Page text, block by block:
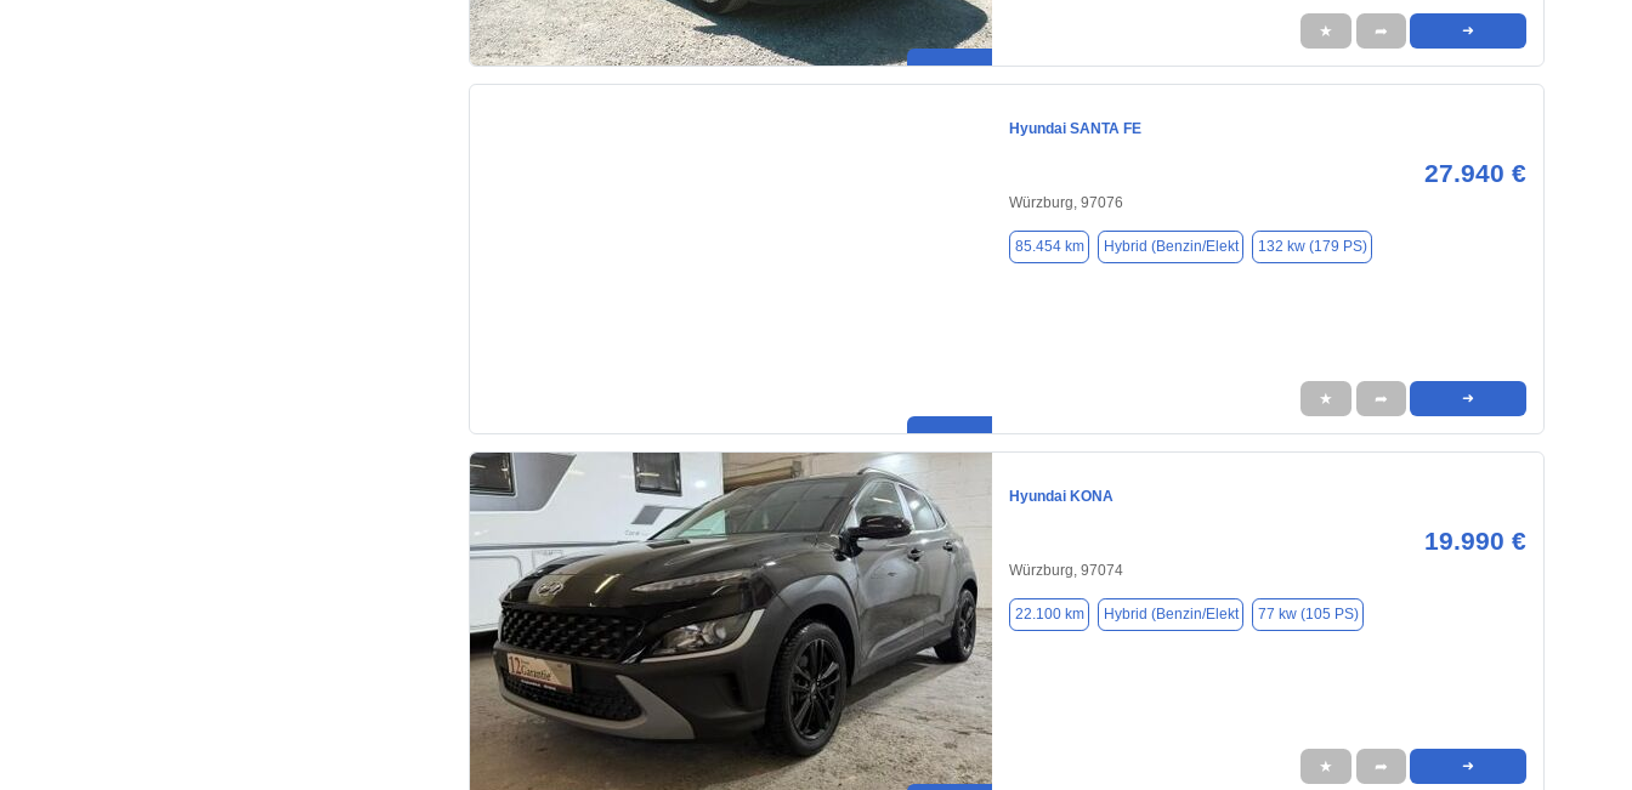
★ ➦ ➜
Hyundai SANTA FE
27.940 €
Würzburg, 97076
85.454 km Hybrid (Benzin/Elekt 132 kw (179 PS)
★ ➦ ➜
Hyundai KONA
19.990 €
Würzburg, 97074
22.100 km Hybrid (Benzin/Elekt 77 kw (105 PS)
★ ➦ ➜